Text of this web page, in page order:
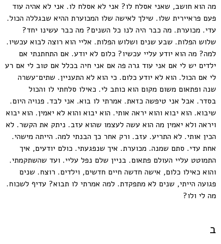
‏מה הוא חושב, שאני אסלח לו? אני לא אסלח לו. אני לא אהיה עוד
פעם פראיירית שלו. שילך לאישה שלו המכוערת ההיא שבגללה הכול.
עדי. מכוערת. מה כבר היה לנו כל השנים? מה כבר עשינו יחד?
שלוש הפלות. שבע שנים ושלוש הפלות. אליי הוא רוצה לבוא עכשיו.
למה? מה הוא יודע עליי עכשיו? כלום לא יודע. אם התחתנתי אם
ילדים יש לי אם אני עוד גרה פה אם אני חיה בכלל אם טוב לי אם רע
לי אם הכול. הוא לא יודע כלום. כי הוא לא התעניין. שתים־עשרה
שנה ופתאום משום מקום הוא כותב לי. כאילו סלחתי לו והכול
בסדר. אבל אני טיפשה כזאת. אמרתי לו בוא. אני לבד. פנויה היום.
שיבוא. הוא יבוא והוא יראה אותי. הוא יבוא והוא לא יאמין. הוא יבוא
ויראה ולא יאמין מה הוא עשה לעצמו שהוא עזב. ניתק את הקשר. לא
הכין אותי. לא התריע. עזב. ורק אחר כך הבנתי למה. הייתה מישהי.
אחת עדי. סתם שמנה. מכוערת. איך שנפגעתי. כולם יודעים, איך
התמוטט עליי העולם פתאום. בניין שלם נפל עליי. ועד שהשתקמתי.
והוא כאילו כלום, אישה חדשה חיים חדשים, וילדים. רוצח. שנים
פגועה הייתי, שנים לא מתפקדת. למה אמרתי לו תבוא? עדיף לשכוח.
מה לי ולו?
ב